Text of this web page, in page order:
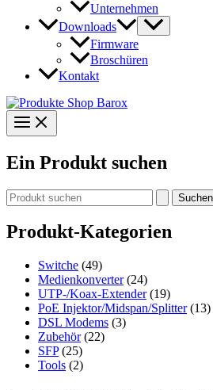
Unternehmen
Downloads
Firmware
Broschüren
Kontakt
Ein Produkt suchen
Suchen
nach:
Produkt-Kategorien
Switche (49)
Medienkonverter (24)
UTP-/Koax-Extender (19)
PoE Injektor/Midspan/Splitter (13)
DSL Modems (3)
Zubehör (22)
SFP (25)
Tools (2)